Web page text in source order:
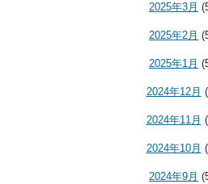
2025年3月
2025年2月
2025年1月
2024年12月
2024年11月
2024年10月
2024年9月